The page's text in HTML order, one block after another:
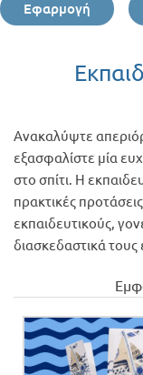
Εκπαιδευτική
Σεμινάρια /
Τεύχη Περιοδικών
Εφαρμογή
Ανακαλύψτε
εξασφαλίστε μία
στο σπίτι. Η
πρακτικές
εκπαιδευτικούς,
διασκεδαστικά τους